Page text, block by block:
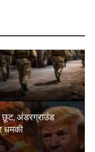
अंडरग्राउंड
धमकी